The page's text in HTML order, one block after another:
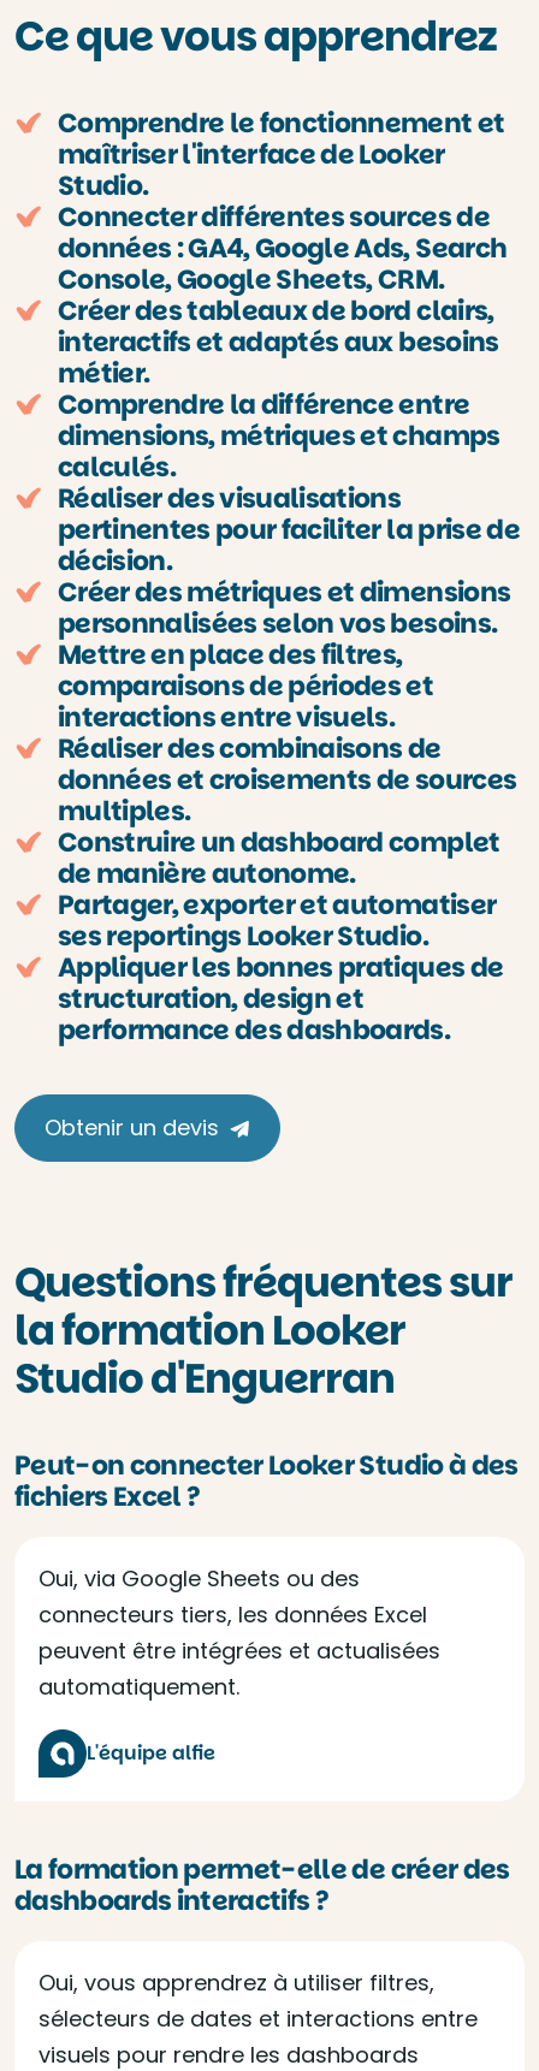
Ce que vous apprendrez
Comprendre le fonctionnement et
maîtriser l'interface de Looker
Studio.
Connecter différentes sources de
données : GA4, Google Ads, Search
Console, Google Sheets, CRM.
Créer des tableaux de bord clairs,
interactifs et adaptés aux besoins
métier.
Comprendre la différence entre
dimensions, métriques et champs
calculés.
Réaliser des visualisations
pertinentes pour faciliter la prise de
décision.
Créer des métriques et dimensions
personnalisées selon vos besoins.
Mettre en place des filtres,
comparaisons de périodes et
interactions entre visuels.
Réaliser des combinaisons de
données et croisements de sources
multiples.
Construire un dashboard complet
de manière autonome.
Partager, exporter et automatiser
ses reportings Looker Studio.
Appliquer les bonnes pratiques de
structuration, design et
performance des dashboards.
Obtenir un devis
Questions fréquentes sur
la formation Looker
Studio d'Enguerran
Peut-on connecter Looker Studio à des
fichiers Excel ?
Oui, via Google Sheets ou des
connecteurs tiers, les données Excel
peuvent être intégrées et actualisées
automatiquement.
L'équipe alfie
La formation permet-elle de créer des
dashboards interactifs ?
Oui, vous apprendrez à utiliser filtres,
sélecteurs de dates et interactions entre
visuels pour rendre les dashboards